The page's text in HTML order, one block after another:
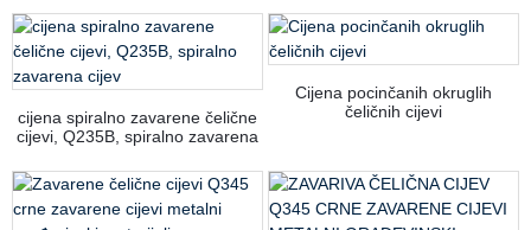
zavarene cijevi od ugljičnog
čelika za građevinarstvo
zavarene cijevi od ugljičnog
čelika za građevinarstvo
cijena spiralno zavarene čelične
cijevi, Q235B, spiralno zavarena
Cijena pocinčanih okruglih
čeličnih cijevi